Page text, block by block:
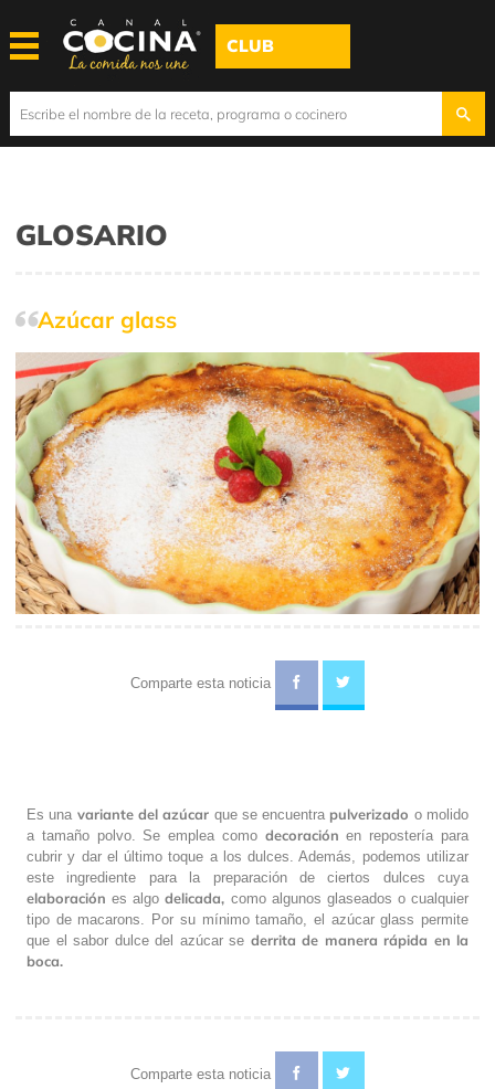
CLUB
GLOSARIO
Azúcar glass
Comparte esta noticia
Es una variante del azúcar que se encuentra pulverizado o molido
a tamaño polvo. Se emplea como decoración en repostería para
cubrir y dar el último toque a los dulces. Además, podemos utilizar
este ingrediente para la preparación de ciertos dulces cuya
elaboración es algodelicada, como algunos glaseados o cualquier
tipo de macarons. Por su mínimo tamaño, el azúcar glass permite
que el sabor dulce del azúcar se derrita de manera rápida en la
boca.
Comparte esta noticia